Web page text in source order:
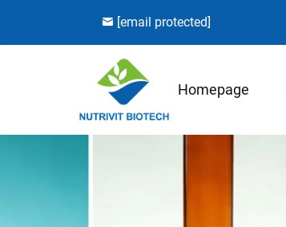
[email protected]
Homepage